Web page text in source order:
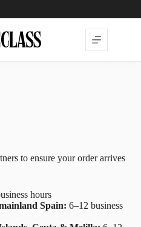
to ensure your order arrives
hours
Spain: 6–12 business